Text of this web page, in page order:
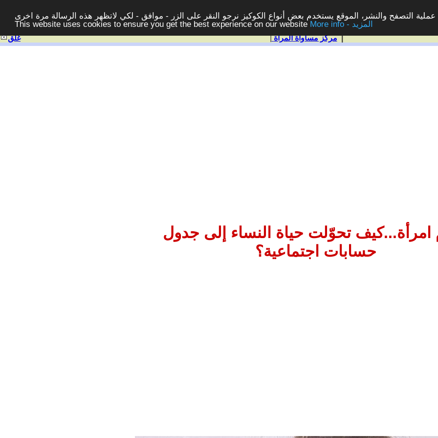
التصفح والنشر، الموقع يستخدم بعض أنواع الكوكيز نرجو النقر على الزر - موافق - لكي لاتظهر هذه الرسالة مرة اخرى -
This website uses cookies to ensure you get the best experience on our website
More info - المزيد
غلق | مركز مساواة المرأة|
امرأة...كيف تحوّلت حياة النساء إلى جدول
حسابات اجتماعية؟